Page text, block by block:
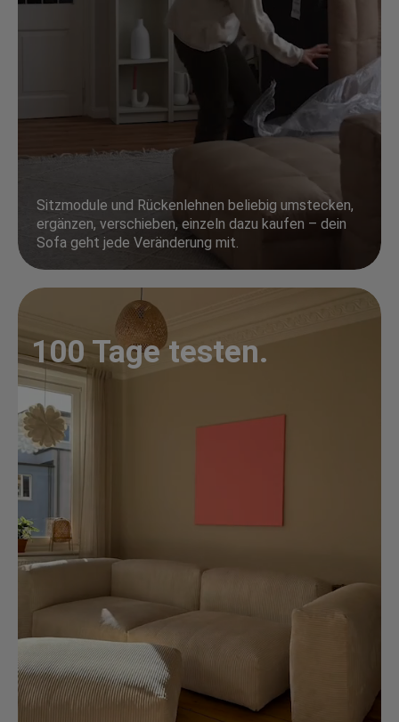
Sitzmodule und Rückenlehnen beliebig umstecken,
ergänzen, verschieben, einzeln dazu kaufen – dein
Sofa geht jede Veränderung mit.
100 Tage testen.